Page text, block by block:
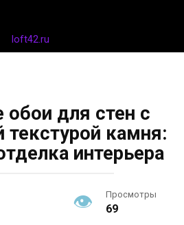
loft42.ru
для стен с
текстурой камня:
интерьера
Просмотры
69